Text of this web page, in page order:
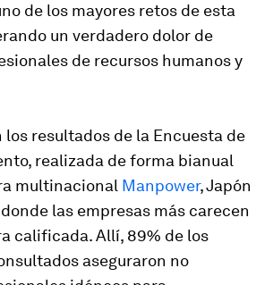
de los mayores retos de esta
un verdadero dolor de
de recursos humanos y
los resultados de la Encuesta de
realizada de forma bianual
multinacional Manpower, Japón
las empresas más carecen
calificada. Allí, 89% de los
aseguraron no